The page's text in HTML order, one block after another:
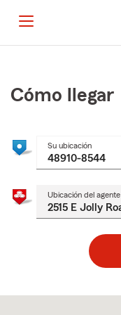
principal
Cómo llegar
Su ubicación
Ubicación del agente